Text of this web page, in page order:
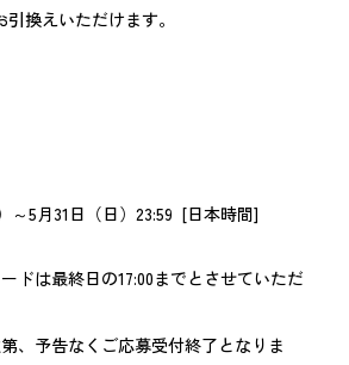
換えいただけます。
～5月31日（日）23:59 [日本時間]
ドは最終日の17:00までとさせていただ
、予告なくご応募受付終了となりま